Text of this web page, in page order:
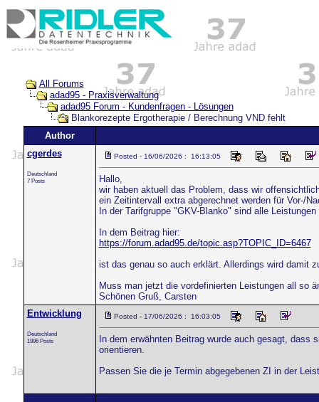
All Forums
adad95 - Praxisverwaltung
adad95 Forum - Kundenfragen - Lösungen
Blankorezepte Ergotherapie / Berechnung VND fehlt
Author
cgerdes
Deutschland
7 Posts
Posted - 16/06/2026 : 16:13:05
Hallo,
wir haben aktuell das Problem, dass wir
ein Zeitintervall extra abgerechnet werden für Vor-/
In der Tarifgruppe "GKV-Blanko" sind alle
In dem Beitrag hier:
https://forum.adad95.de/topic.asp?TOPIC_ID=6467
ist das genau so auch erklärt. Allerdings wird damit
Muss man jetzt die vordefinierten Leistungen all so
Schönen Gruß, Carsten
Entwicklung
Deutschland
1996 Posts
Posted - 17/06/2026 : 16:03:05
In dem erwähnten Beitrag wurde auch gesagt, dass
orientieren.
Passen Sie die je Termin abgegebenen ZI in der